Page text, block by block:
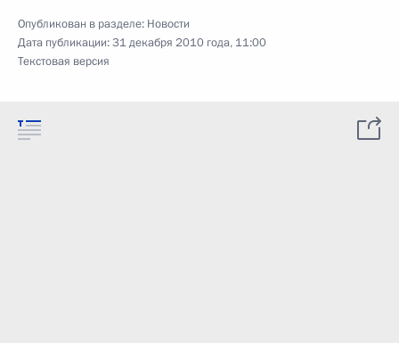
Опубликован в разделе: Новости
Дата публикации:31 декабря 2010 года, 11:00
Текстовая версия